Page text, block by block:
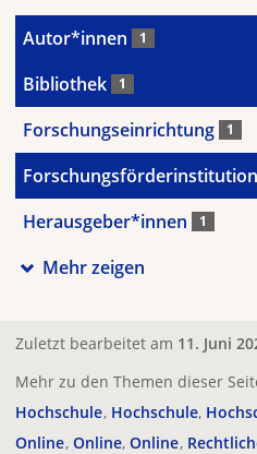
Autor*innen 1
Bibliothek 1
Forschungseinrichtung 1
Forschungsförderinstitution
Herausgeber*innen 1
Mehr zeigen
Zuletzt bearbeitet am 11. Juni
Mehr zu den Themen dieser
Hochschule Hochschule
Online Online Online